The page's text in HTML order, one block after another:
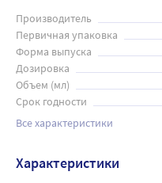
Производитель
Первичная упаковка
Форма выпуска
Дозировка
Объем (мл)
Срок годности
Все характеристики
Характеристики